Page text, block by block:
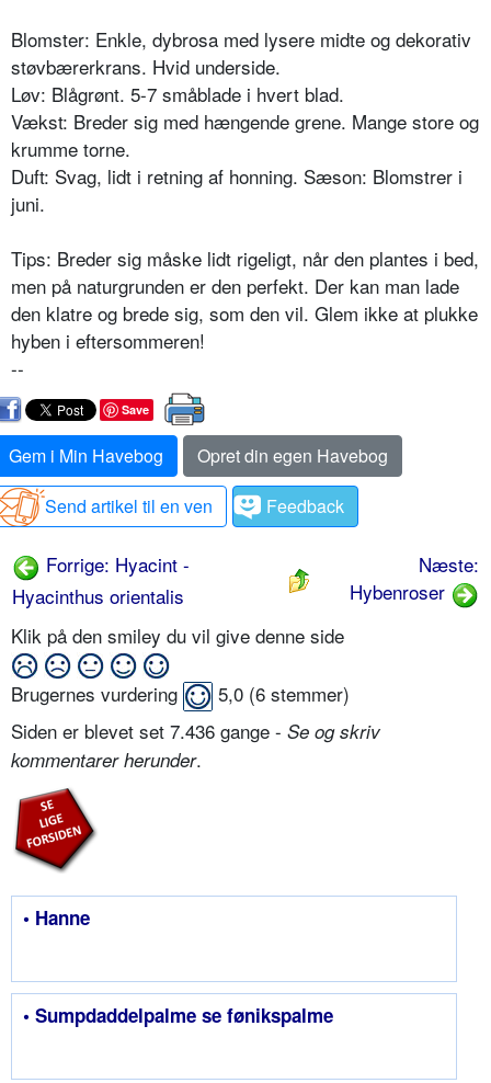
Blomster: Enkle, dybrosa med lysere midte og dekorativ
støvbærerkrans. Hvid underside.
Løv: Blågrønt. 5-7 småblade i hvert blad.
Vækst: Breder sig med hængende gre­ne. Mange store og
krumme torne.
Duft: Svag, lidt i retning af honning. Sæson: Blomstrer i
juni.
Tips: Breder sig måske lidt rigeligt, når den plantes i bed,
men på natur­grunden er den perfekt. Der kan man lade
den klatre og brede sig, som den vil. Glem ikke at plukke
hyben i efter­sommeren!
--
Save
Gem i Min Havebog
Opret din egen Havebog
Send artikel til en ven
Feedback
Forrige: Hyacint -
Hyacinthus orientalis
Næste:
Hybenroser
Klik på den smiley du vil give denne side
Brugernes vurdering 5,0 (6 stemmer)
Siden er blevet set 7.436 gange - Se og skriv
kommentarer herunder.
• Hanne
• Sumpdaddelpalme se fønikspalme